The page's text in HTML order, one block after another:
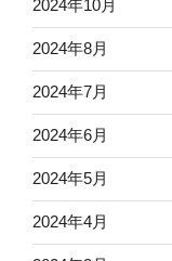
2024年10月
2024年8月
2024年7月
2024年6月
2024年5月
2024年4月